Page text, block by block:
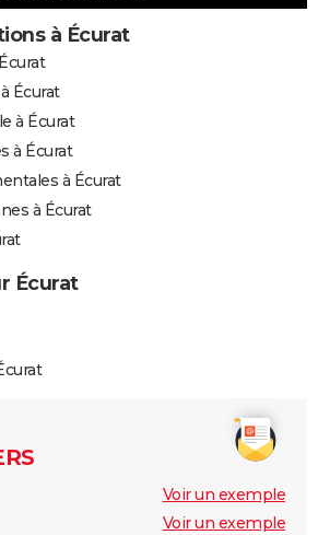
à Écurat
Écurat
à Écurat
à Écurat
à Écurat
à Écurat
Écurat
Voir un exemple
Voir un exemple